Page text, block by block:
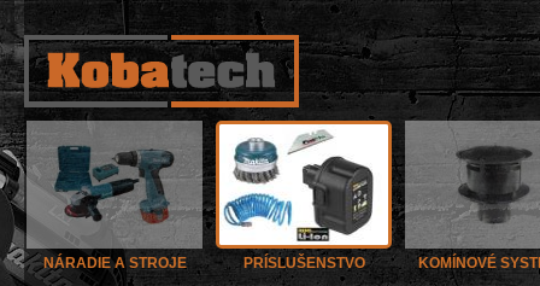
NÁRADIE A STROJE PRÍSLUŠENSTVO KOMÍNOVÉ